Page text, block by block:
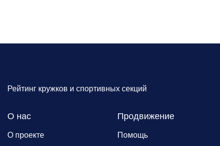
Рейтинг кружков и спортивных секций
О нас
О проекте
Продвижение
Помощь